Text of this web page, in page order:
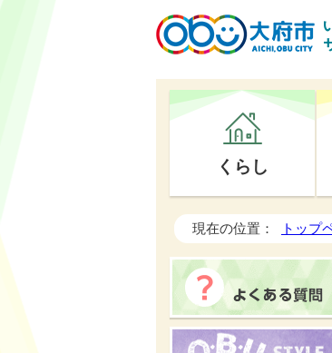
くらし
現在の位置： トップ